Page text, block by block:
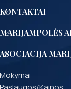
KONTAKTAI
MARIJAMPOLĖS
ASOCIACIJA
Mokymai
Paslaugos/Kainos